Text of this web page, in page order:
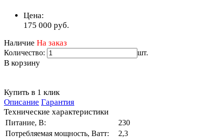
Цена:
175 000 руб.
Наличие На заказ
Количество: шт.
В корзину
Купить в 1 клик
Описание Гарантия
Технические характеристики
Питание, В:
230
Потребляемая мощность, Ватт:
2,3